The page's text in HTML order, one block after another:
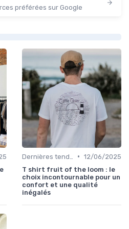
préférées sur Google
• 12/06/2025
T shirt fruit of the loom : le
choix incontournable pour un
confort et une qualité
inégalés